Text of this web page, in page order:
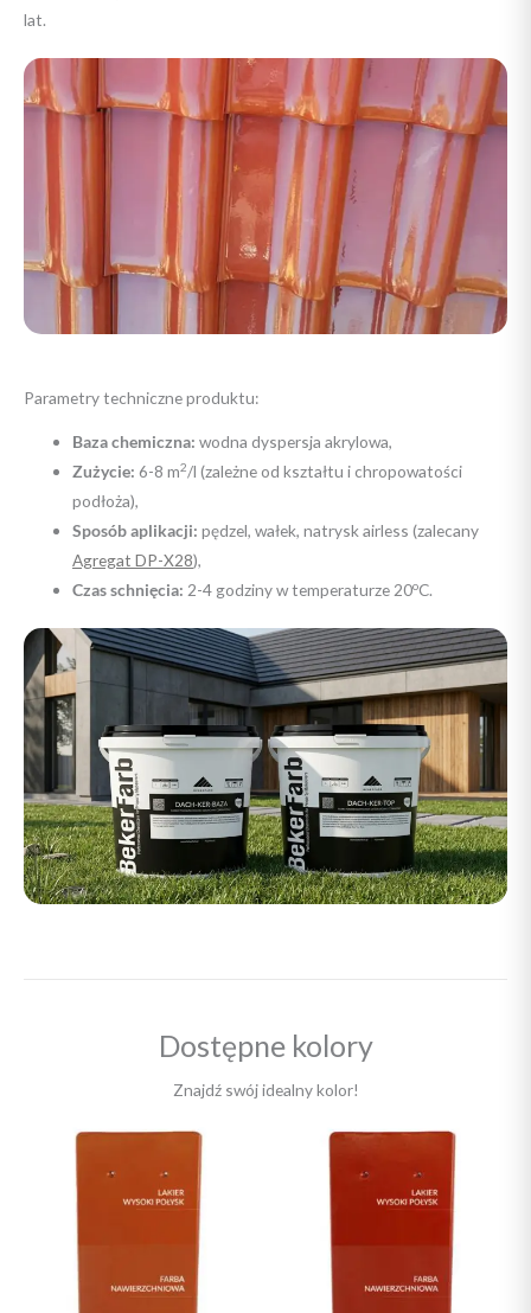
lat.
Parametry techniczne produktu:
Baza chemiczna: wodna dyspersja akrylowa,
Zużycie: 6-8 m2/l (zależne od kształtu i chropowatości
podłoża),
Sposób aplikacji: pędzel, wałek, natrysk airless (zalecany
Agregat DP-X28),
Czas schnięcia: 2-4 godziny w temperaturze 20oC.
Dostępne kolory
Znajdź swój idealny kolor!